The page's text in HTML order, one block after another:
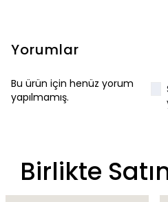
Yorumlar
Bu ürün için henüz yorum
yapılmamış.
Birlikte